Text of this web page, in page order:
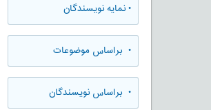
•نمایه نویسندگان
• براساس موضوعات
• براساس نویسندگان